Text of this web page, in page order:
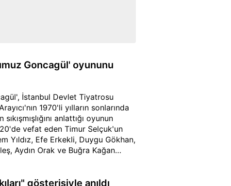
Goncagül' oyununu
İstanbul Devlet Tiyatrosu
1970'li yılların sonlarında
anlattığı oyunun
vefat eden Timur Selçuk'un
Yıldız, Efe Erkekli, Duygu Gökhan,
Aydın Orak ve Buğra Kağan
gösterisiyle anıldı